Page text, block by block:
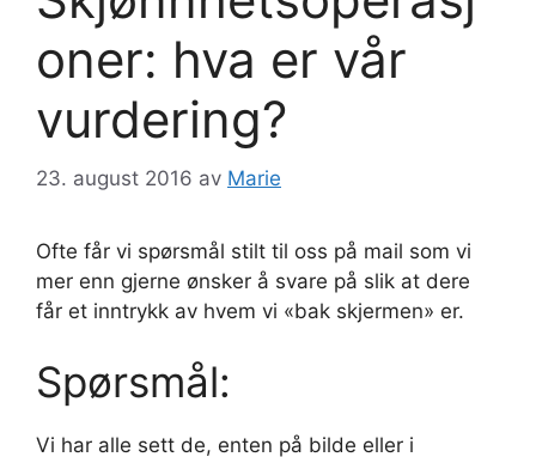
oner: hva er vår
vurdering?
23. august 2016 av Marie
Ofte får vi spørsmål stilt til oss på mail som vi
mer enn gjerne ønsker å svare på slik at dere
får et inntrykk av hvem vi «bak skjermen» er.
Spørsmål:
Vi har alle sett de, enten på bilde eller i